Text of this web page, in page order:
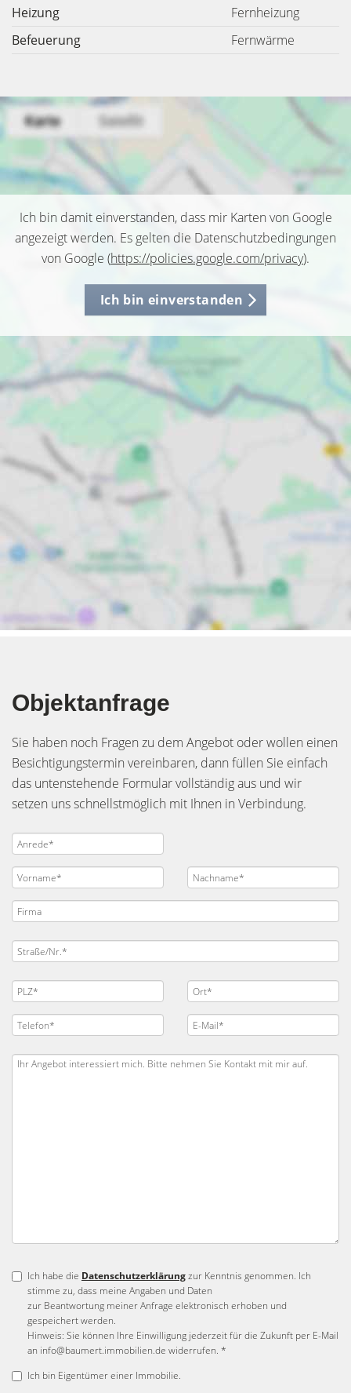
Heizung
Fernheizung
Befeuerung
Fernwärme
Ich bin damit einverstanden, dass mir Karten von Google
angezeigt werden. Es gelten die Datenschutzbedingungen
von Google (https://policies.google.com/privacy).
Ich bin einverstanden
Objektanfrage
Sie haben noch Fragen zu dem Angebot oder wollen einen
Besichtigungstermin vereinbaren, dann füllen Sie einfach
das untenstehende Formular vollständig aus und wir
setzen uns schnellstmöglich mit Ihnen in Verbindung.
Ich habe die Datenschutzerklärungzur Kenntnis genommen. Ich
stimme zu, dass meine Angaben und Daten
zur Beantwortung meiner Anfrage elektronisch erhoben und
gespeichert werden.
Hinweis: Sie können Ihre Einwilligung jederzeit für die Zukunft per E-Mail
an info@baumert.immobilien.de widerrufen. *
Ich bin Eigentümer einer Immobilie.